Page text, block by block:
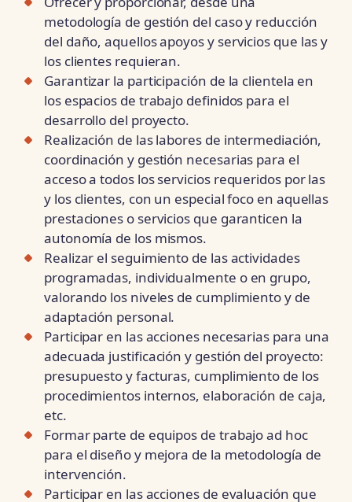
metodología de gestión del caso y reducción
del daño, aquellos apoyos y servicios que las y
los clientes requieran.
Garantizar la participación de la clientela en
los espacios de trabajo definidos para el
desarrollo del proyecto.
Realización de las labores de intermediación,
coordinación y gestión necesarias para el
acceso a todos los servicios requeridos por las
y los clientes, con un especial foco en aquellas
prestaciones o servicios que garanticen la
autonomía de los mismos.
Realizar el seguimiento de las actividades
programadas, individualmente o en grupo,
valorando los niveles de cumplimiento y de
adaptación personal.
Participar en las acciones necesarias para una
adecuada justificación y gestión del proyecto:
presupuesto y facturas, cumplimiento de los
procedimientos internos, elaboración de caja,
etc.
Formar parte de equipos de trabajo ad hoc
para el diseño y mejora de la metodología de
intervención.
Participar en las acciones de evaluación que